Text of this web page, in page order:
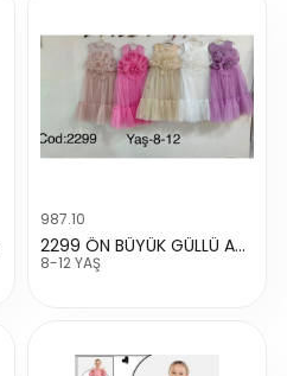
987.10
2299 ÖN BÜYÜK GÜLLÜ ABIYE
8-12 YAŞ